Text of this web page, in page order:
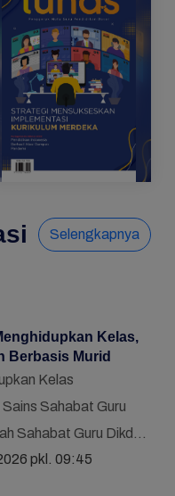
Selengkapnya
Kelas,
Berbasis Murid
Kelas
Sahabat Guru
Sahabat Guru Dikdas
kelas Ilmu
pkl. 09:45